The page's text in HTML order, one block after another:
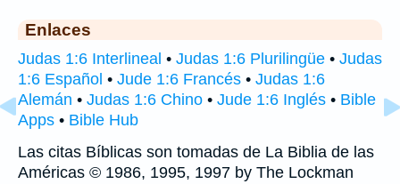
Enlaces
Judas 1:6 Interlineal • Judas 1:6 Plurilingüe • Judas
1:6 Español • Jude 1:6 Francés • Judas 1:6
Alemán • Judas 1:6 Chino • Jude 1:6 Inglés • Bible
Apps • Bible Hub
Las citas Bíblicas son tomadas de La Biblia de las
Américas © 1986, 1995, 1997 by The Lockman